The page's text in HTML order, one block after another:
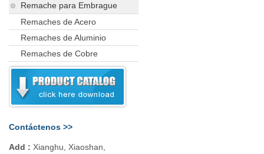
Remache para Embrague
Remaches de Acero
Remaches de Aluminio
Remaches de Cobre
Contáctenos >>
Add : Xianghu, Xiaoshan,